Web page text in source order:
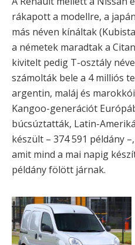
rákapott a modellre, a
más néven kínáltak
a németek maradtak a
kivitelt pedig T-osztály
számolták bele a 4 milliós
argentin, maláj és
Kangoo-generációt
búcsúztatták, Latin-
készült – 374 591 példány
amit mind a mai napig
példány fölött járnak.